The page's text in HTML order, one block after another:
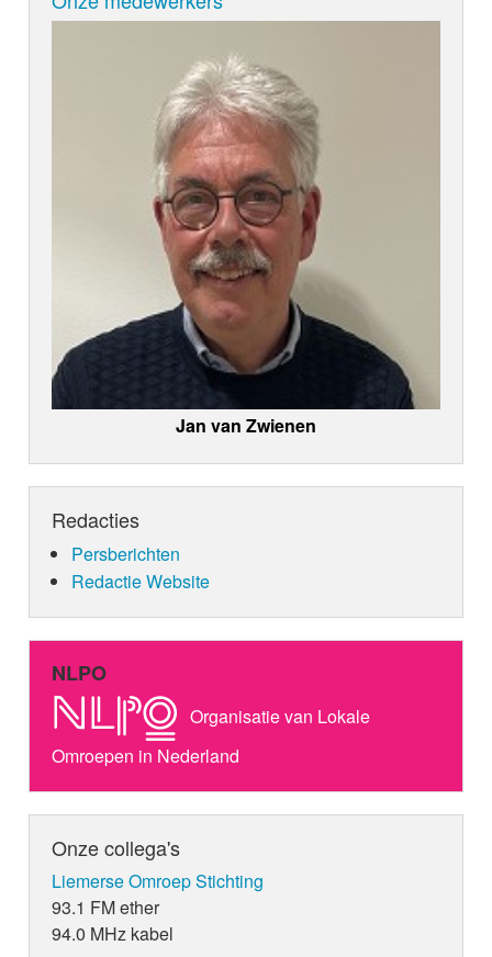
Jan van Zwienen
Redacties
Persberichten
Redactie Website
NLPO
Organisatie van Lokale
Omroepen in Nederland
Onze collega's
Liemerse Omroep Stichting
93.1 FM ether
94.0 MHz kabel